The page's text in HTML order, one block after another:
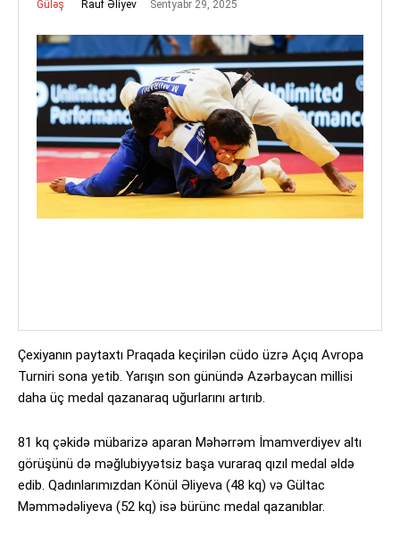
Güləş Rauf Əliyev Sentyabr 29, 2025
Çexiyanın paytaxtı Praqada keçirilən cüdo üzrə Açıq Avropa
Turniri sona yetib. Yarışın son günündə Azərbaycan millisi
daha üç medal qazanaraq uğurlarını artırıb.
81 kq çəkidə mübarizə aparan Məhərrəm İmamverdiyev altı
görüşünü də məğlubiyyətsiz başa vuraraq qızıl medal əldə
edib. Qadınlarımızdan Könül Əliyeva (48 kq) və Gültac
Məmmədəliyeva (52 kq) isə bürünc medal qazanıblar.